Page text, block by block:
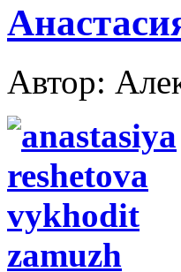
Автор: